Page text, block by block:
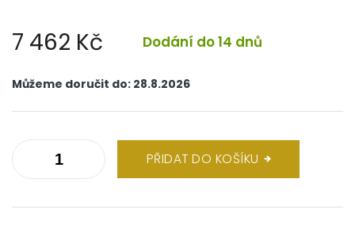
7 462 Kč Dodání do 14 dnů
cena:
Můžeme doručit do: 28.8.2026
PŘIDAT DO KOŠÍKU